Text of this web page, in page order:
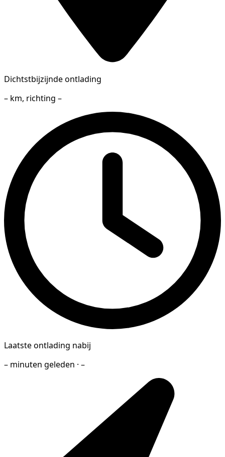
Dichtstbijzijnde ontlading
– km, richting –
Laatste ontlading nabij
– minuten geleden · –